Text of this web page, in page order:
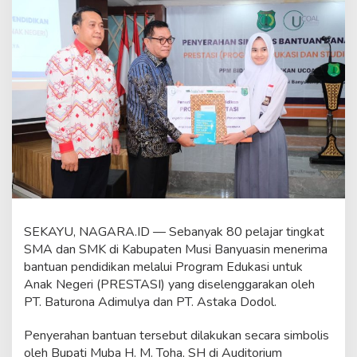
i
D
u
n
i
a
U
s
a
h
a
m
e
r
i
n
t
h
SEKAYU, NAGARA.ID — Sebanyak 80 pelajar tingkat
SMA dan SMK di Kabupaten Musi Banyuasin menerima
bantuan pendidikan melalui Program Edukasi untuk
Anak Negeri (PRESTASI) yang diselenggarakan oleh
PT. Baturona Adimulya dan PT. Astaka Dodol.
Penyerahan bantuan tersebut dilakukan secara simbolis
oleh Bupati Muba H. M. Toha, SH di Auditorium